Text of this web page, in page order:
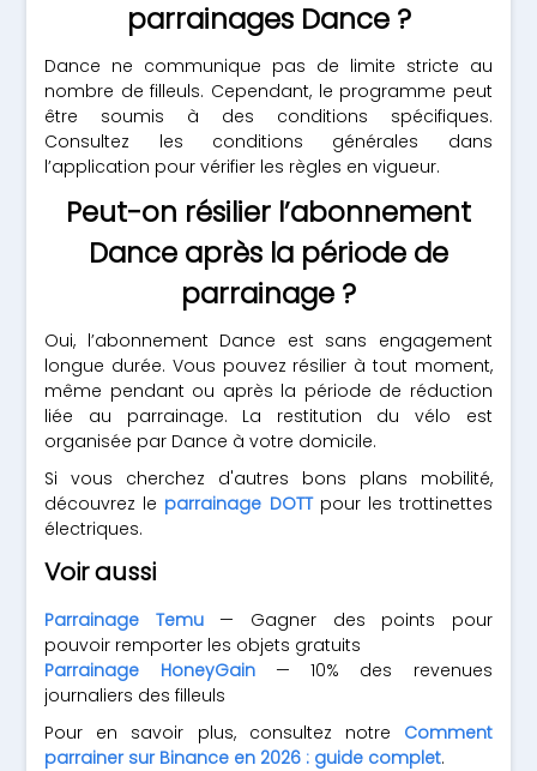
parrainages Dance ?
Dance ne communique pas de limite stricte au
nombre de filleuls. Cependant, le programme peut
être soumis à des conditions spécifiques.
Consultez les conditions générales dans
l’application pour vérifier les règles en vigueur.
Peut-on résilier l’abonnement
Dance après la période de
parrainage ?
Oui, l’abonnement Dance est sans engagement
longue durée. Vous pouvez résilier à tout moment,
même pendant ou après la période de réduction
liée au parrainage. La restitution du vélo est
organisée par Dance à votre domicile.
Si vous cherchez d'autres bons plans mobilité,
découvrez le parrainage DOTTpour les trottinettes
électriques.
Voir aussi
Parrainage Temu— Gagner des points pour
pouvoir remporter les objets gratuits
Parrainage HoneyGain— 10% des revenues
journaliers des filleuls
Pour en savoir plus, consultez notre Comment
parrainer sur Binance en 2026 : guide complet.